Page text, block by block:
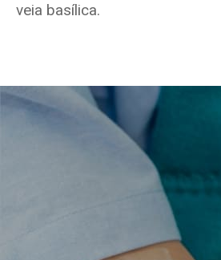
veia basílica.